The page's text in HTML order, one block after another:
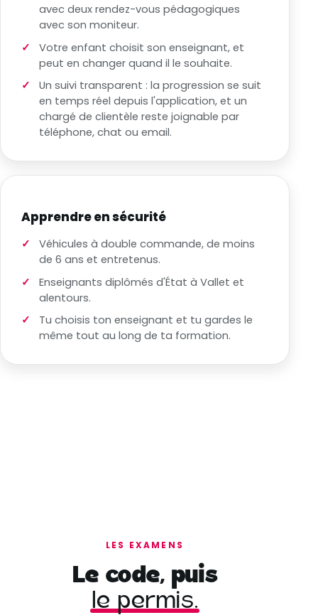
avec deux rendez-vous pédagogiques
avec son moniteur.
Votre enfant choisit son enseignant, et
peut en changer quand il le souhaite.
Un suivi transparent : la progression se suit
en temps réel depuis l'application, et un
chargé de clientèle reste joignable par
téléphone, chat ou email.
Apprendre en sécurité
Véhicules à double commande, de moins
de 6 ans et entretenus.
Enseignants diplômés d'État à Vallet et
alentours.
Tu choisis ton enseignant et tu gardes le
même tout au long de ta formation.
LES EXAMENS
Le code, puis
le permis.